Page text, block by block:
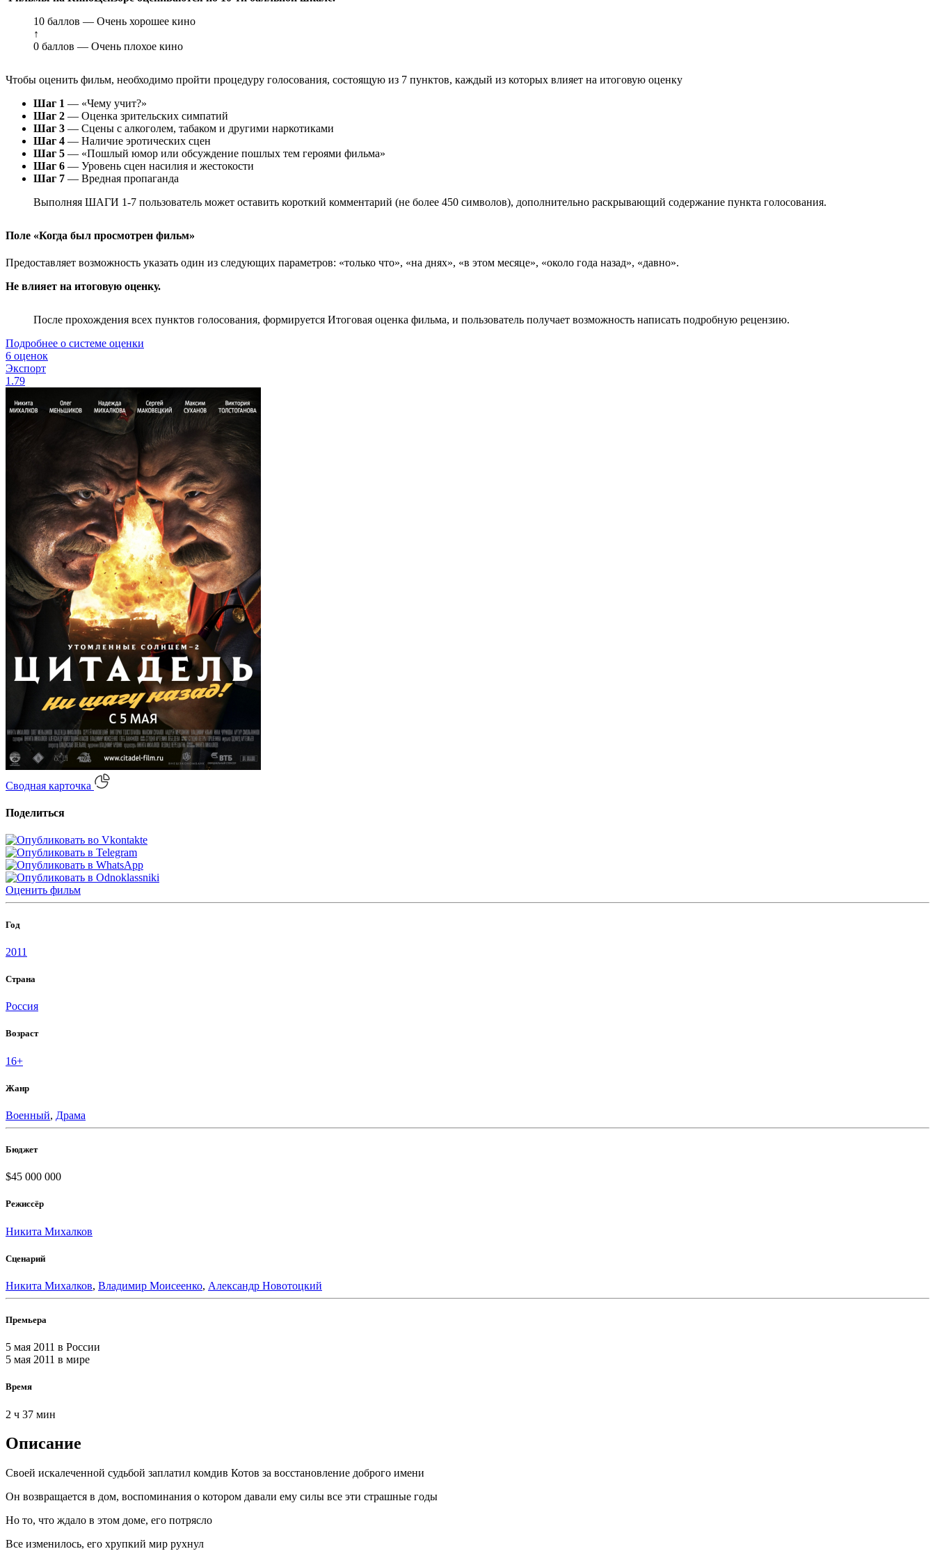
10 баллов — Очень хорошее кино
↑
0 баллов — Очень плохое кино
Чтобы оценить фильм, необходимо пройти процедуру голосования, состоящую из 7 пунктов, каждый из которых влияет на итоговую оценку
Шаг 1 — «Чему учит?»
Шаг 2 — Оценка зрительских симпатий
Шаг 3 — Сцены с алкоголем, табаком и другими наркотиками
Шаг 4 — Наличие эротических сцен
Шаг 5 — «Пошлый юмор или обсуждение пошлых тем героями фильма»
Шаг 6 — Уровень сцен насилия и жестокости
Шаг 7 — Вредная пропаганда
Выполняя ШАГИ 1-7 пользователь может оставить короткий комментарий (не более 450 символов), дополнительно раскрывающий содержание пункта голосования.
Поле «Когда был просмотрен фильм»
Предоставляет возможность указать один из следующих параметров: «только что», «на днях», «в этом месяце», «около года назад», «давно».
Не влияет на итоговую оценку.
После прохождения всех пунктов голосования, формируется Итоговая оценка фильма, и пользователь получает возможность написать подробную рецензию.
Подробнее о системе оценки
6 оценок
Экспорт
1.79
Сводная карточка
Поделиться
Оценить фильм
Год
2011
Страна
Россия
Возраст
16+
Жанр
Военный, Драма
Бюджет
$45 000 000
Режиссёр
Никита Михалков
Сценарий
Никита Михалков, Владимир Моисеенко, Александр Новотоцкий
Премьера
5 мая 2011 в России
5 мая 2011 в мире
Время
2 ч 37 мин
Описание
Своей искалеченной судьбой заплатил комдив Котов за восстановление доброго имени
Он возвращается в дом, воспоминания о котором давали ему силы все эти страшные годы
Но то, что ждало в этом доме, его потрясло
Все изменилось, его хрупкий мир рухнул